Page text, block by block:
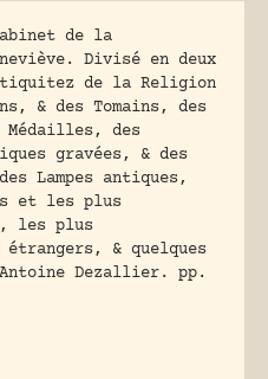
de la
Divisé en deux
de la Religion
& des Tomains, des
Médailles, des
gravées, & des
Lampes antiques,
et les plus
les plus
& quelques
Dezallier.
pp.